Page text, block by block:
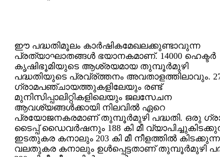
ഈ പദ്ധതിമൂലം കാര്‍ഷികമേഖലക്കുണ്ടാവുന്ന
പ്രത്യാഘാതങ്ങള്‍ ഭയാനകമാണ്. 14000 ഹെക്ടര്‍
കൃഷിഭൂമിയുടെ ആശ്രയമായ തുമ്പൂര്‍മുഴി
പദ്ധതിയുടെ പ്രവ്ര്ത്തനം അവതാളത്തിലാവും.
ഗ്രാമപഞ്ചായത്തുകളിലേയും രണ്ട്
മുനിസിപ്പാലിറ്റികളിലെയും ജലസേചന
ആവശ്യങ്ങള്‍ക്കായി നിലവില്‍ ഏറെ
പ്രയോജനകരമാണ് തുമ്പൂര്‍മുഴി പദ്ധതി. ഒരു
ടൈപ്പ് ഡൈവര്‍ഷനും 188 കി മീ
ഇടതുകര കനാലും 203 കി മീ നീളത്തില്‍ കിടക്കുന്ന
വലതുകര കനാലും ഉള്‍പ്പെട്ടതാണ് തുമ്പൂര്‍മുഴി